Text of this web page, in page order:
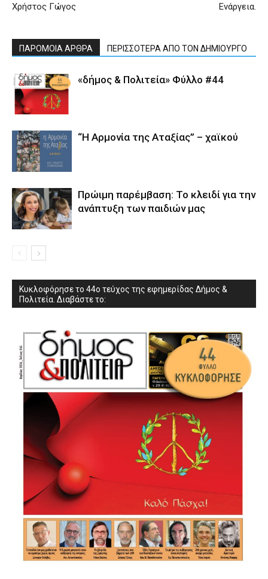
Χρήστος Γώγος
Ενάργεια.
ΠΑΡΟΜΟΙΑ ΑΡΘΡΑ ΠΕΡΙΣΣΟΤΕΡΑ ΑΠΟ ΤΟΝ ΔΗΜΙΟΥΡΓΟ
«δήμος & Πολιτεία» Φύλλο #44
“Η Αρμονία της Αταξίας” – χαϊκού
Πρώιμη παρέμβαση: Το κλειδί για την
ανάπτυξη των παιδιών µας
Κυκλοφόρησε το 44ο τεύχος της εφημερίδας Δήμος &
Πολιτεία. Διαβάστε το: